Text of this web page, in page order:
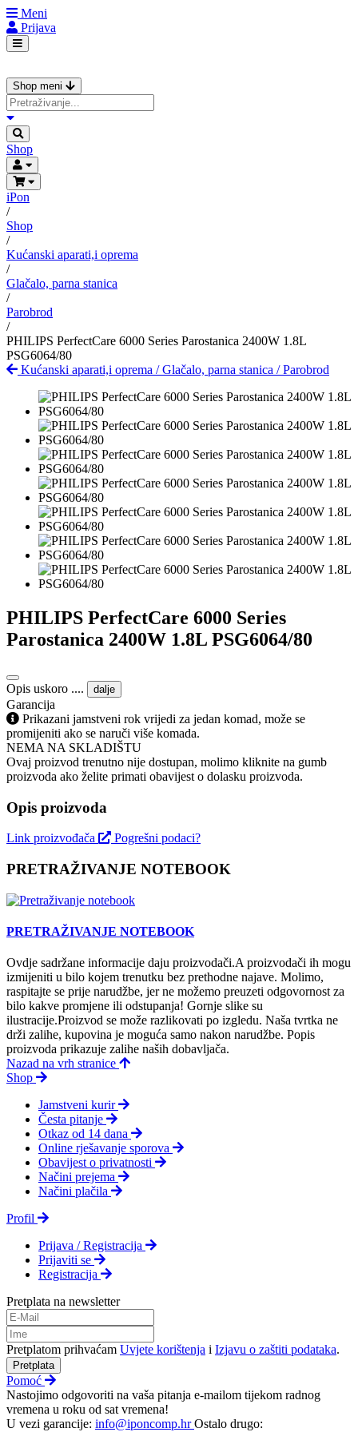
Meni
Prijava
Shop meni
Shop
iPon
/
Shop
/
Kućanski aparati,i oprema
/
Glačalo, parna stanica
/
Parobrod
/
PHILIPS PerfectCare 6000 Series Parostanica 2400W 1.8L
PSG6064/80
Kućanski aparati,i oprema /Glačalo, parna stanica /Parobrod
PHILIPS PerfectCare 6000 Series
Parostanica 2400W 1.8L PSG6064/80
Opis uskoro .... dalje
Garancija
Prikazani jamstveni rok vrijedi za jedan komad, može se
promijeniti ako se naruči više komada.
NEMA NA SKLADIŠTU
Ovaj proizvod trenutno nije dostupan, molimo kliknite na gumb
proizvoda ako želite primati obavijest o dolasku proizvoda.
Opis proizvoda
Link proizvođača Pogrešni podaci?
PRETRAŽIVANJE NOTEBOOK
PRETRAŽIVANJE NOTEBOOK
Ovdje sadržane informacije daju proizvodači.A proizvodači ih mogu
izmijeniti u bilo kojem trenutku bez prethodne najave. Molimo,
raspitajte se prije narudžbe, jer ne možemo preuzeti odgovornost za
bilo kakve promjene ili odstupanja! Gornje slike su
ilustracije.Proizvod se može razlikovati po izgledu. Naša tvrtka ne
drži zalihe, kupovina je moguća samo nakon narudžbe. Popis
proizvoda prikazuje zalihe naših dobavljača.
Nazad na vrh stranice
Shop
Jamstveni kurir
Česta pitanje
Otkaz od 14 dana
Online rješavanje sporova
Obavijest o privatnosti
Načini prejema
Načini plačila
Profil
Prijava / Registracija
Prijaviti se
Registracija
Pretplata na newsletter
Pretplatom prihvaćam Uvjete korištenja i Izjavu o zaštiti podataka.
Pretplata
Pomoć
Nastojimo odgovoriti na vaša pitanja e-mailom tijekom radnog
vremena u roku od sat vremena!
U vezi garancije: info@iponcomp.hrOstalo drugo: